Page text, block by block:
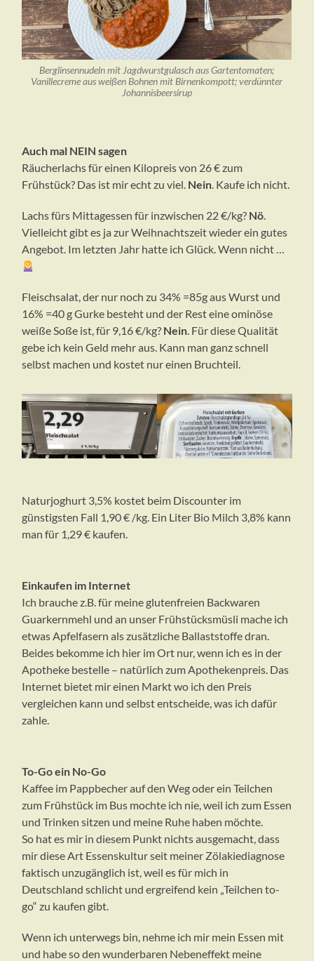
Berglinsennudeln mit Jagdwurstgulasch aus Gartentomaten;
Vanillecreme aus weißen Bohnen mit Birnenkompott; verdünnter
Johannisbeersirup
Auch mal NEIN sagen
Räucherlachs für einen Kilopreis von 26 € zum
Frühstück? Das ist mir echt zu viel. Nein. Kaufe ich nicht.
Lachs fürs Mittagessen für inzwischen 22 €/kg? Nö.
Vielleicht gibt es ja zur Weihnachtszeit wieder ein gutes
Angebot. Im letzten Jahr hatte ich Glück. Wenn nicht …
Fleischsalat, der nur noch zu 34% =85g aus Wurst und
16% =40 g Gurke besteht und der Rest eine ominöse
weiße Soße ist, für 9,16 €/kg? Nein. Für diese Qualität
gebe ich kein Geld mehr aus. Kann man ganz schnell
selbst machen und kostet nur einen Bruchteil.
Naturjoghurt 3,5% kostet beim Discounter im
günstigsten Fall 1,90 € /kg. Ein Liter Bio Milch 3,8% kann
man für 1,29 € kaufen.
Einkaufen im Internet
Ich brauche z.B. für meine glutenfreien Backwaren
Guarkernmehl und an unser Frühstücksmüsli mache ich
etwas Apfelfasern als zusätzliche Ballaststoffe dran.
Beides bekomme ich hier im Ort nur, wenn ich es in der
Apotheke bestelle – natürlich zum Apothekenpreis. Das
Internet bietet mir einen Markt wo ich den Preis
vergleichen kann und selbst entscheide, was ich dafür
zahle.
To-Go ein No-Go
Kaffee im Pappbecher auf den Weg oder ein Teilchen
zum Frühstück im Bus mochte ich nie, weil ich zum Essen
und Trinken sitzen und meine Ruhe haben möchte.
So hat es mir in diesem Punkt nichts ausgemacht, dass
mir diese Art Essenskultur seit meiner Zölakiediagnose
faktisch unzugänglich ist, weil es für mich in
Deutschland schlicht und ergreifend kein „Teilchen to-
go“ zu kaufen gibt.
Wenn ich unterwegs bin, nehme ich mir mein Essen mit
und habe so den wunderbaren Nebeneffekt meine